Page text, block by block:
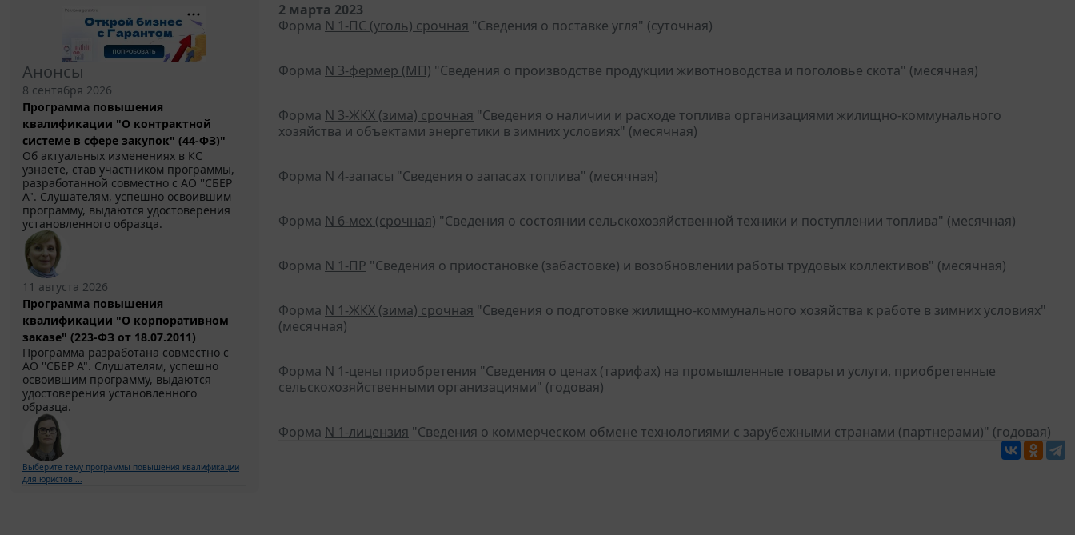
Анонсы
8 сентября 2026
Программа повышения
квалификации "О контрактной
системе в сфере закупок" (44-ФЗ)"
Об актуальных изменениях в КС
узнаете, став участником программы,
разработанной совместно с АО ''СБЕР
А". Слушателям, успешно освоившим
программу, выдаются удостоверения
установленного образца.
11 августа 2026
Программа повышения
квалификации "О корпоративном
заказе" (223-ФЗ от 18.07.2011)
Программа разработана совместно с
АО ''СБЕР А". Слушателям, успешно
освоившим программу, выдаются
удостоверения установленного
образца.
Выберите тему программы повышения квалификации
для юристов ...
2 марта 2023
Форма N 1-ПС (уголь) срочная "Сведения о поставке угля" (суточная)
Форма N 3-фермер (МП) "Сведения о производстве продукции животноводства и поголовье скота" (месячная)
Форма N 3-ЖКХ (зима) срочная "Сведения о наличии и расходе топлива организациями жилищно-коммунального
хозяйства и объектами энергетики в зимних условиях" (месячная)
Форма N 4-запасы "Сведения о запасах топлива" (месячная)
Форма N 6-мех (срочная) "Сведения о состоянии сельскохозяйственной техники и поступлении топлива" (месячная)
Форма N 1-ПР "Сведения о приостановке (забастовке) и возобновлении работы трудовых коллективов" (месячная)
Форма N 1-ЖКХ (зима) срочная "Сведения о подготовке жилищно-коммунального хозяйства к работе в зимних условиях"
(месячная)
Форма N 1-цены приобретения "Сведения о ценах (тарифах) на промышленные товары и услуги, приобретенные
сельскохозяйственными организациями" (годовая)
Форма N 1-лицензия "Сведения о коммерческом обмене технологиями с зарубежными странами (партнерами)" (годовая)